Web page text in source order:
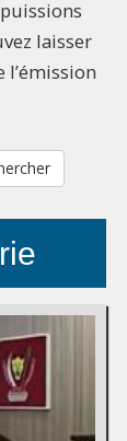
laisser
l’émission